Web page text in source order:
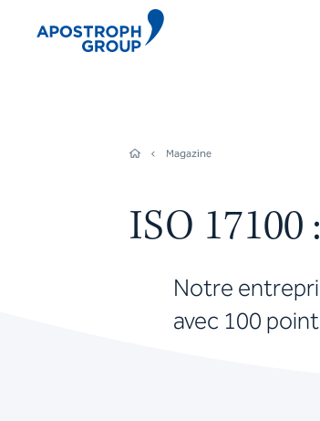
Magazine
ISO
Notre
avec 100